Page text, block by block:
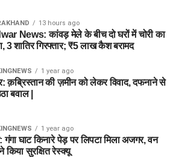
13 hours ago
News: कांवड़ मेले के बीच दो घरों में चोरी का
3 शातिर गिरफ्तार; ₹5 लाख कैश बरामद
1 year ago
क़ब्रिस्तान की ज़मीन को लेकर विवाद, दफनाने से
बवाल |
1 year ago
गंगा घाट किनारे पेड़ पर लिपटा मिला अजगर, वन
किया सुरक्षित रेस्क्यू